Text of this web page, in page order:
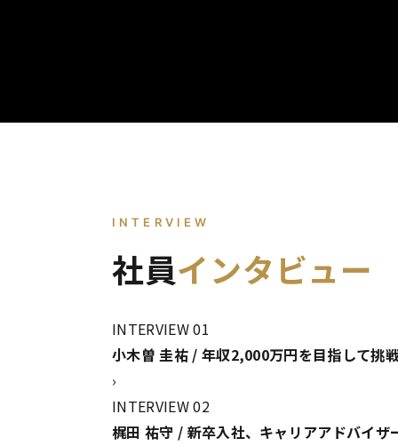
INTERVIEW
社員インタビュー
INTERVIEW 01
小木曽 圭祐 / 年収2,000万円を目指して挑
›
INTERVIEW 02
梶田 祐守 / 新卒入社、キャリアアドバイザ